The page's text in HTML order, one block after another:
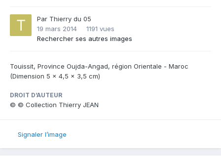
Par Thierry du 05
19 mars 2014
1191 vues
Rechercher ses autres images
Touissit, Province Oujda-Angad, région Orientale - Maroc
(Dimension 5 x 4,5 x 3,5 cm)
DROIT D’AUTEUR
© © Collection Thierry JEAN
Signaler l’image